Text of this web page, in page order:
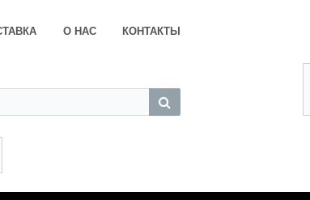
О НАС КОНТАКТЫ